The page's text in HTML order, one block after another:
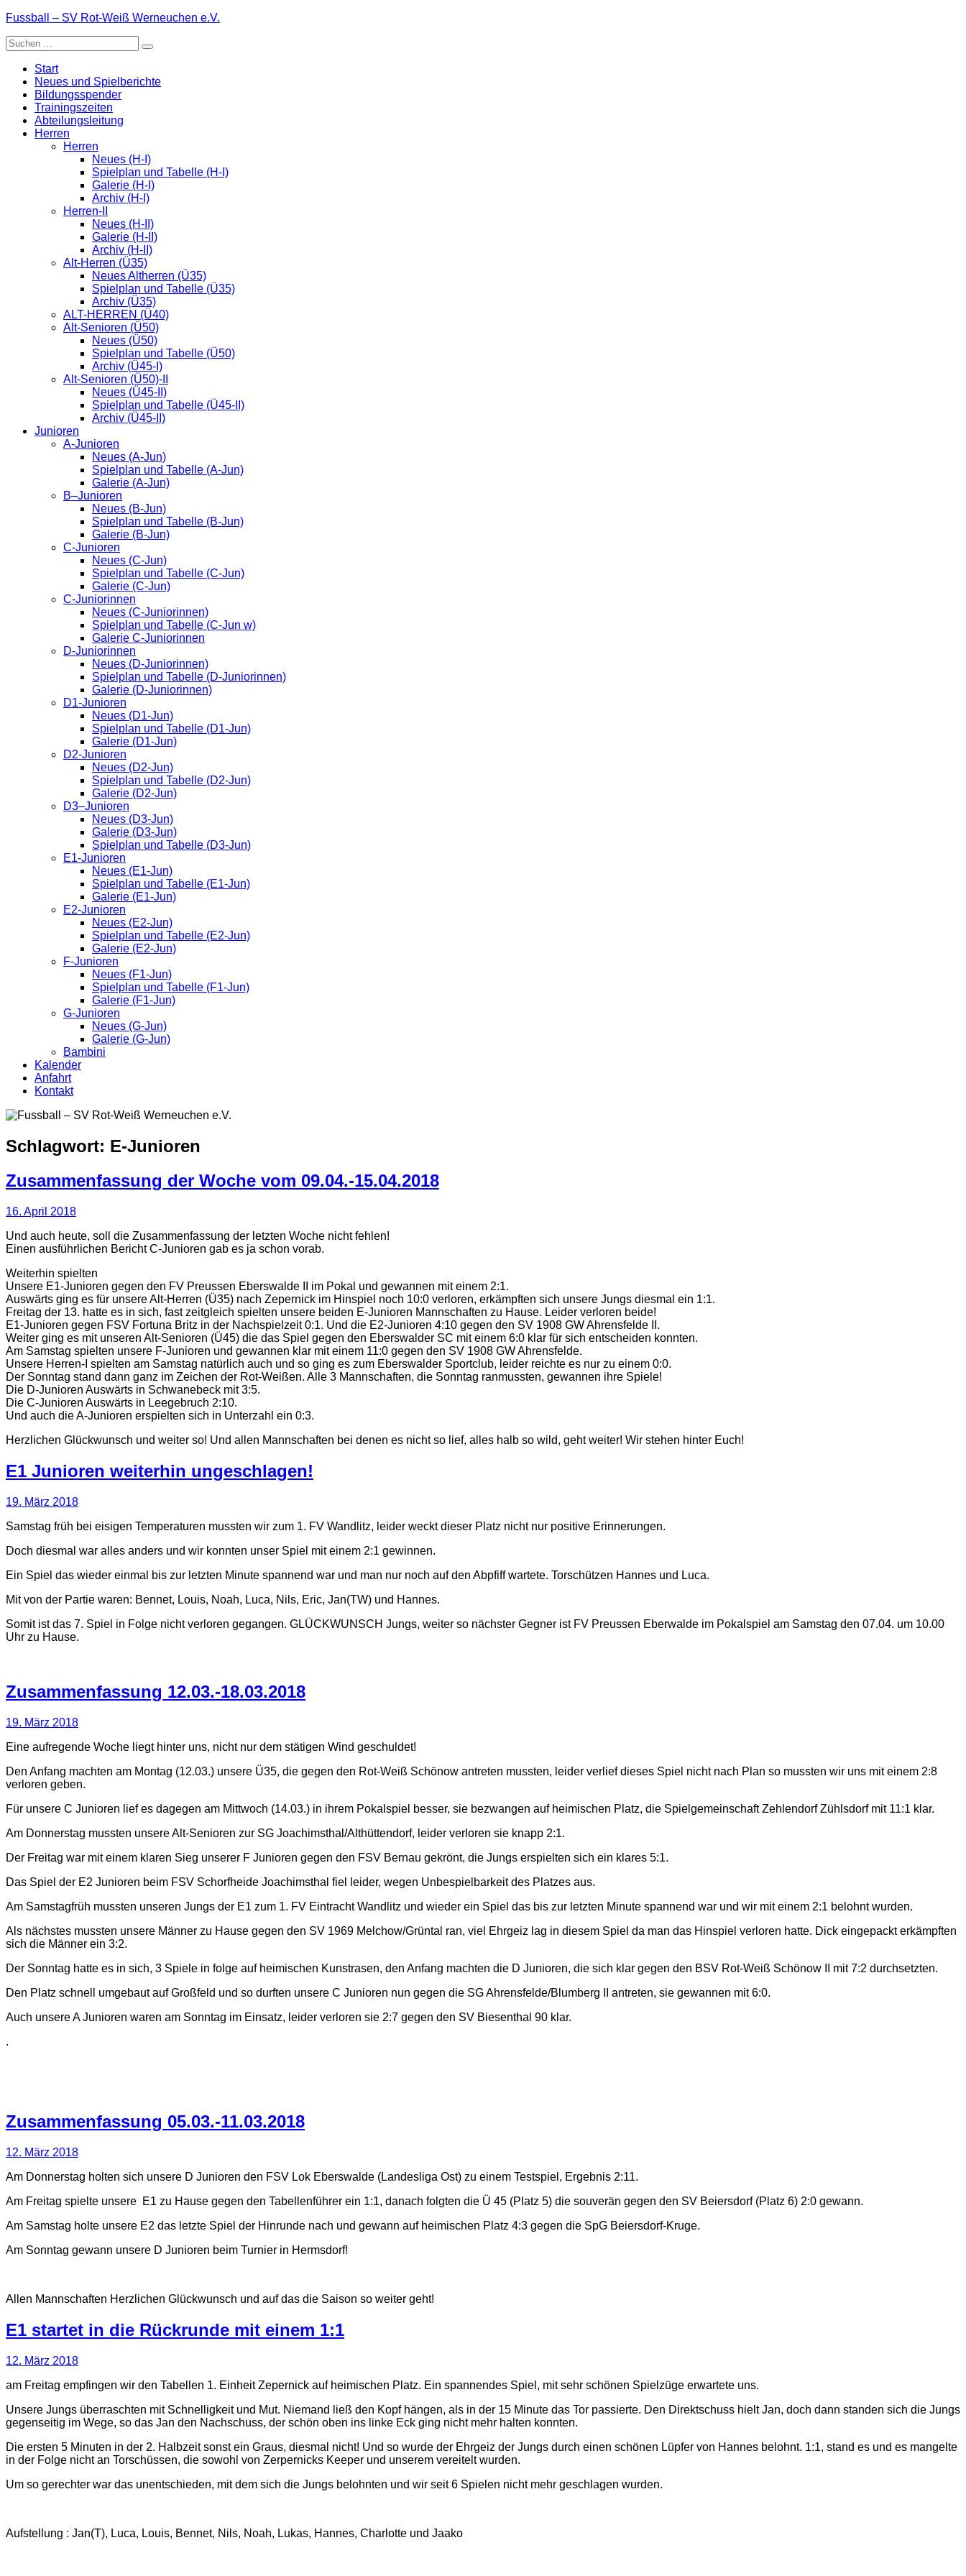
Zum
springen
Fussball – SV Rot-Weiß Werneuchen e.V.
Suche
nach:
Start
Neues und Spielberichte
Bildungsspender
Trainingszeiten
Abteilungsleitung
Herren
Herren
Neues (H-I)
Spielplan und Tabelle (H-I)
Galerie (H-I)
Archiv (H-I)
Herren-II
Neues (H-II)
Galerie (H-II)
Archiv (H-II)
Alt-Herren (Ü35)
Neues Altherren (Ü35)
Spielplan und Tabelle (Ü35)
Archiv (Ü35)
ALT-HERREN (Ü40)
Alt-Senioren (Ü50)
Neues (Ü50)
Spielplan und Tabelle (Ü50)
Archiv (Ü45-I)
Alt-Senioren (Ü50)-II
Neues (Ü45-II)
Spielplan und Tabelle (Ü45-II)
Archiv (Ü45-II)
Junioren
A-Junioren
Neues (A-Jun)
Spielplan und Tabelle (A-Jun)
Galerie (A-Jun)
B–Junioren
Neues (B-Jun)
Spielplan und Tabelle (B-Jun)
Galerie (B-Jun)
C-Junioren
Neues (C-Jun)
Spielplan und Tabelle (C-Jun)
Galerie (C-Jun)
C-Juniorinnen
Neues (C-Juniorinnen)
Spielplan und Tabelle (C-Jun w)
Galerie C-Juniorinnen
D-Juniorinnen
Neues (D-Juniorinnen)
Spielplan und Tabelle (D-Juniorinnen)
Galerie (D-Juniorinnen)
D1-Junioren
Neues (D1-Jun)
Spielplan und Tabelle (D1-Jun)
Galerie (D1-Jun)
D2-Junioren
Neues (D2-Jun)
Spielplan und Tabelle (D2-Jun)
Galerie (D2-Jun)
D3–Junioren
Neues (D3-Jun)
Galerie (D3-Jun)
Spielplan und Tabelle (D3-Jun)
E1-Junioren
Neues (E1-Jun)
Spielplan und Tabelle (E1-Jun)
Galerie (E1-Jun)
E2-Junioren
Neues (E2-Jun)
Spielplan und Tabelle (E2-Jun)
Galerie (E2-Jun)
F-Junioren
Neues (F1-Jun)
Spielplan und Tabelle (F1-Jun)
Galerie (F1-Jun)
G-Junioren
Neues (G-Jun)
Galerie (G-Jun)
Bambini
Kalender
Anfahrt
Kontakt
Schlagwort: E-Junioren
Zusammenfassung der Woche vom 09.04.-15.04.2018
16. April 2018
Und auch heute, soll die Zusammenfassung der letzten Woche nicht fehlen!
Einen ausführlichen Bericht C-Junioren gab es ja schon vorab.
Weiterhin spielten
Unsere E1-Junioren gegen den FV Preussen Eberswalde II im Pokal und gewannen mit einem 2:1.
Auswärts ging es für unsere Alt-Herren (Ü35) nach Zepernick im Hinspiel noch 10:0 verloren, erkämpften sich unsere Jungs diesmal ein 1:1.
Freitag der 13. hatte es in sich, fast zeitgleich spielten unsere beiden E-Junioren Mannschaften zu Hause. Leider verloren beide!
E1-Junioren gegen FSV Fortuna Britz in der Nachspielzeit 0:1. Und die E2-Junioren 4:10 gegen den SV 1908 GW Ahrensfelde II.
Weiter ging es mit unseren Alt-Senioren (Ü45) die das Spiel gegen den Eberswalder SC mit einem 6:0 klar für sich entscheiden konnten.
Am Samstag spielten unsere F-Junioren und gewannen klar mit einem 11:0 gegen den SV 1908 GW Ahrensfelde.
Unsere Herren-I spielten am Samstag natürlich auch und so ging es zum Eberswalder Sportclub, leider reichte es nur zu einem 0:0.
Der Sonntag stand dann ganz im Zeichen der Rot-Weißen. Alle 3 Mannschaften, die Sonntag ranmussten, gewannen ihre Spiele!
Die D-Junioren Auswärts in Schwanebeck mit 3:5.
Die C-Junioren Auswärts in Leegebruch 2:10.
Und auch die A-Junioren erspielten sich in Unterzahl ein 0:3.
Herzlichen Glückwunsch und weiter so! Und allen Mannschaften bei denen es nicht so lief, alles halb so wild, geht weiter! Wir stehen hinter Euch!
E1 Junioren weiterhin ungeschlagen!
19. März 2018
Samstag früh bei eisigen Temperaturen mussten wir zum 1. FV Wandlitz, leider weckt dieser Platz nicht nur positive Erinnerungen.
Doch diesmal war alles anders und wir konnten unser Spiel mit einem 2:1 gewinnen.
Ein Spiel das wieder einmal bis zur letzten Minute spannend war und man nur noch auf den Abpfiff wartete. Torschützen Hannes und Luca.
Mit von der Partie waren: Bennet, Louis, Noah, Luca, Nils, Eric, Jan(TW) und Hannes.
Somit ist das 7. Spiel in Folge nicht verloren gegangen. GLÜCKWUNSCH Jungs, weiter so nächster Gegner ist FV Preussen Eberwalde im Pokalspiel am Samstag den 07.04. um 10.00
Uhr zu Hause.
Zusammenfassung 12.03.-18.03.2018
19. März 2018
Eine aufregende Woche liegt hinter uns, nicht nur dem stätigen Wind geschuldet!
Den Anfang machten am Montag (12.03.) unsere Ü35, die gegen den Rot-Weiß Schönow antreten mussten, leider verlief dieses Spiel nicht nach Plan so mussten wir uns mit einem 2:8
verloren geben.
Für unsere C Junioren lief es dagegen am Mittwoch (14.03.) in ihrem Pokalspiel besser, sie bezwangen auf heimischen Platz, die Spielgemeinschaft Zehlendorf Zühlsdorf mit 11:1 klar.
Am Donnerstag mussten unsere Alt-Senioren zur SG Joachimsthal/Althüttendorf, leider verloren sie knapp 2:1.
Der Freitag war mit einem klaren Sieg unserer F Junioren gegen den FSV Bernau gekrönt, die Jungs erspielten sich ein klares 5:1.
Das Spiel der E2 Junioren beim FSV Schorfheide Joachimsthal fiel leider, wegen Unbespielbarkeit des Platzes aus.
Am Samstagfrüh mussten unseren Jungs der E1 zum 1. FV Eintracht Wandlitz und wieder ein Spiel das bis zur letzten Minute spannend war und wir mit einem 2:1 belohnt wurden.
Als nächstes mussten unsere Männer zu Hause gegen den SV 1969 Melchow/Grüntal ran, viel Ehrgeiz lag in diesem Spiel da man das Hinspiel verloren hatte. Dick eingepackt erkämpften
sich die Männer ein 3:2.
Der Sonntag hatte es in sich, 3 Spiele in folge auf heimischen Kunstrasen, den Anfang machten die D Junioren, die sich klar gegen den BSV Rot-Weiß Schönow II mit 7:2 durchsetzten.
Den Platz schnell umgebaut auf Großfeld und so durften unsere C Junioren nun gegen die SG Ahrensfelde/Blumberg II antreten, sie gewannen mit 6:0.
Auch unsere A Junioren waren am Sonntag im Einsatz, leider verloren sie 2:7 gegen den SV Biesenthal 90 klar.
.
Zusammenfassung 05.03.-11.03.2018
12. März 2018
Am Donnerstag holten sich unsere D Junioren den FSV Lok Eberswalde (Landesliga Ost) zu einem Testspiel, Ergebnis 2:11.
Am Freitag spielte unsere E1 zu Hause gegen den Tabellenführer ein 1:1, danach folgten die Ü 45 (Platz 5) die souverän gegen den SV Beiersdorf (Platz 6) 2:0 gewann.
Am Samstag holte unsere E2 das letzte Spiel der Hinrunde nach und gewann auf heimischen Platz 4:3 gegen die SpG Beiersdorf-Kruge.
Am Sonntag gewann unsere D Junioren beim Turnier in Hermsdorf!
Allen Mannschaften Herzlichen Glückwunsch und auf das die Saison so weiter geht!
E1 startet in die Rückrunde mit einem 1:1
12. März 2018
am Freitag empfingen wir den Tabellen 1. Einheit Zepernick auf heimischen Platz. Ein spannendes Spiel, mit sehr schönen Spielzüge erwartete uns.
Unsere Jungs überraschten mit Schnelligkeit und Mut. Niemand ließ den Kopf hängen, als in der 15 Minute das Tor passierte. Den Direktschuss hielt Jan, doch dann standen sich die Jungs
gegenseitig im Wege, so das Jan den Nachschuss, der schön oben ins linke Eck ging nicht mehr halten konnten.
Die ersten 5 Minuten in der 2. Halbzeit sonst ein Graus, diesmal nicht! Und so wurde der Ehrgeiz der Jungs durch einen schönen Lüpfer von Hannes belohnt. 1:1, stand es und es mangelte
in der Folge nicht an Torschüssen, die sowohl von Zerpernicks Keeper und unserem vereitelt wurden.
Um so gerechter war das unentschieden, mit dem sich die Jungs belohnten und wir seit 6 Spielen nicht mehr geschlagen wurden.
Aufstellung : Jan(T), Luca, Louis, Bennet, Nils, Noah, Lukas, Hannes, Charlotte und Jaako